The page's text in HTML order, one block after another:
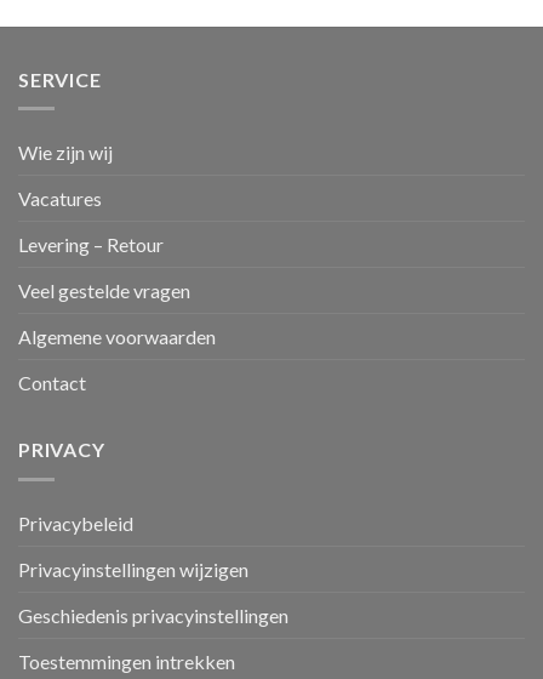
SERVICE
Wie zijn wij
Vacatures
Levering – Retour
Veel gestelde vragen
Algemene voorwaarden
Contact
PRIVACY
Privacybeleid
Privacyinstellingen wijzigen
Geschiedenis privacyinstellingen
Toestemmingen intrekken